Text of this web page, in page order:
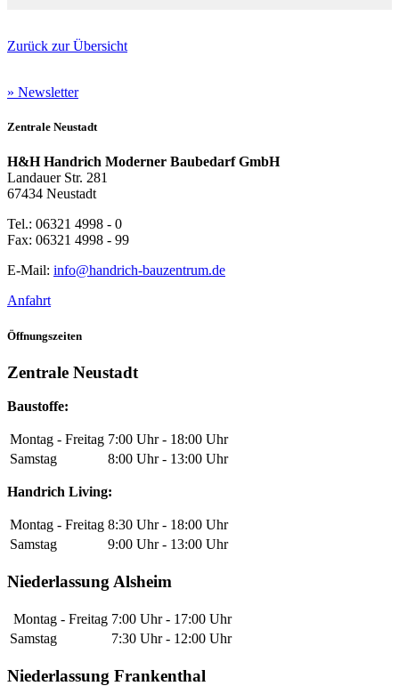
Zurück zur Übersicht
» Newsletter
Zentrale Neustadt
H&H Handrich Moderner Baubedarf GmbH
Landauer Str. 281
67434 Neustadt
Tel.: 06321 4998 - 0
Fax: 06321 4998 - 99
E-Mail: info@handrich-bauzentrum.de
Anfahrt
Öffnungszeiten
Zentrale Neustadt
Baustoffe:
Montag - Freitag 7:00 Uhr - 18:00 Uhr
Samstag
8:00 Uhr - 13:00 Uhr
Handrich Living:
Montag - Freitag 8:30 Uhr - 18:00 Uhr
Samstag
9:00 Uhr - 13:00 Uhr
Niederlassung Alsheim
Montag - Freitag 7:00 Uhr - 17:00 Uhr
Samstag
7:30 Uhr - 12:00 Uhr
Niederlassung Frankenthal